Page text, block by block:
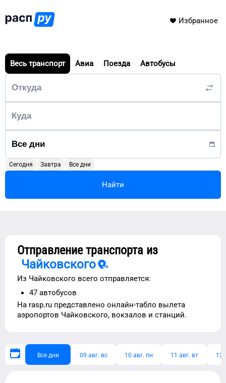
Избранное
Весь транспорт Авиа Поезда Автобусы
Сегодня Завтра Все дни
Найти
Отправление транспорта из
Чайковского
Из Чайковского всего отправляется:
47 автобусов
На rasp.ru представлено онлайн-табло вылета
аэропортов Чайковского, вокзалов и станций.
Все дни 09 авг. вс 10 авг. пн 11 авг. вт 12